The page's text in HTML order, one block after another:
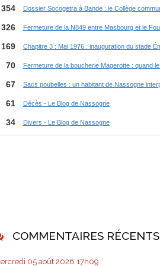
COMMENTAIRES RÉCENTS
05 août 2026 17h09